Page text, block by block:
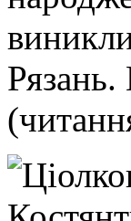
Рязань.